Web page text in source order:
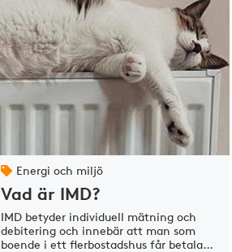
Energi och miljö
Vad är IMD?
IMD betyder individuell mätning och
debitering och innebär att man som
boende i ett flerbostadshus får betala…